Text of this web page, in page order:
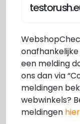
een melding
ons dan via
meldingen
webwinkels?
meldingen hier